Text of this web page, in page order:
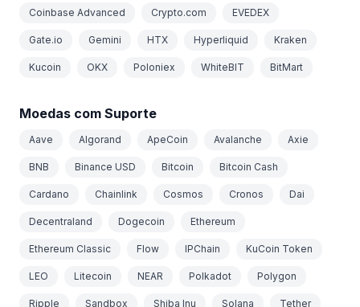
Coinbase Advanced Crypto.com EVEDEX
Gate.io Gemini HTX Hyperliquid Kraken
Kucoin OKX Poloniex WhiteBIT BitMart
Moedas com Suporte
Aave Algorand ApeCoin Avalanche Axie
BNB Binance USD Bitcoin Bitcoin Cash
Cardano Chainlink Cosmos Cronos Dai
Decentraland Dogecoin Ethereum
Ethereum Classic Flow IPChain KuCoin Token
LEO Litecoin NEAR Polkadot Polygon
Ripple Sandbox Shiba Inu Solana Tether